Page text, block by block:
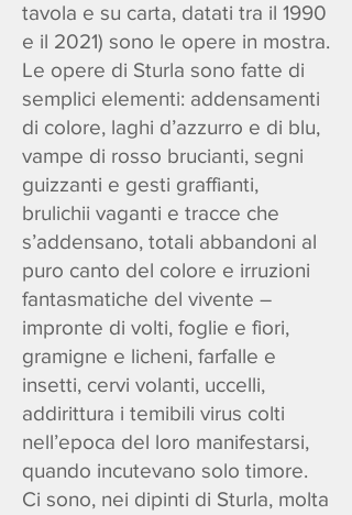
tavola e su carta, datati tra il 1990
e il 2021) sono le opere in mostra.
Le opere di Sturla sono fatte di
semplici elementi: addensamenti
di colore, laghi d’azzurro e di blu,
vampe di rosso brucianti, segni
guizzanti e gesti graffianti,
brulichii vaganti e tracce che
s’addensano, totali abbandoni al
puro canto del colore e irruzioni
fantasmatiche del vivente –
impronte di volti, foglie e fiori,
gramigne e licheni, farfalle e
insetti, cervi volanti, uccelli,
addirittura i temibili virus colti
nell’epoca del loro manifestarsi,
quando incutevano solo timore.
Ci sono, nei dipinti di Sturla, molta